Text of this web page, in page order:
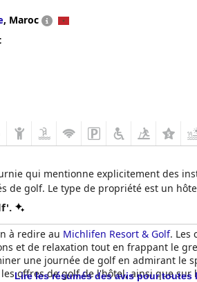
, Maroc
qui mentionne explicitement des
golf. Le type de propriété est un
à redire au Michlifen Resort & Golf. Les
et de relaxation tout en frappant le
une journée de golf en admirant le
offres de golf de l'hôtel, ainsi que
Lire les résumés des avis pour toutes